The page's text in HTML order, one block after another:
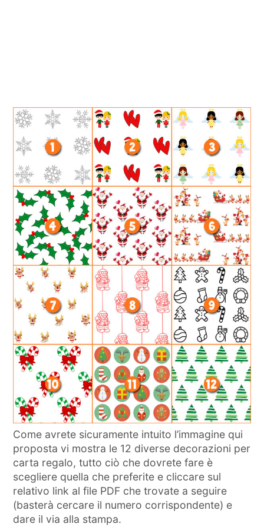
Come avrete sicuramente intuito l’immagine qui
proposta vi mostra le 12 diverse decorazioni per
carta regalo, tutto ciò che dovrete fare è
scegliere quella che preferite e cliccare sul
relativo link al file PDF che trovate a seguire
(basterà cercare il numero corrispondente) e
dare il via alla stampa.